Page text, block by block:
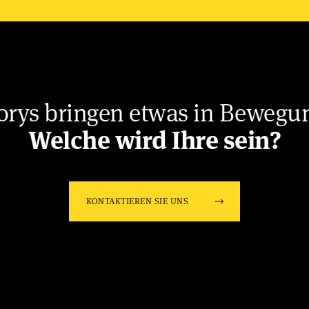
bringen etwas in
Welche wird Ihre sein?
KONTAKTIEREN SIE UNS